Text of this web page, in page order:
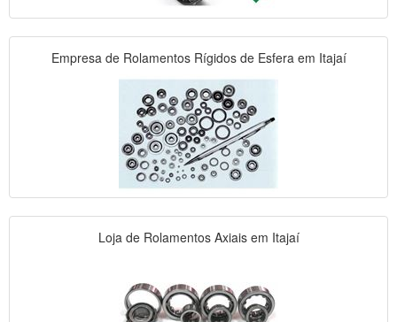
Empresa de Rolamentos Rígidos de Esfera em Itajaí
Loja de Rolamentos Axiais em Itajaí